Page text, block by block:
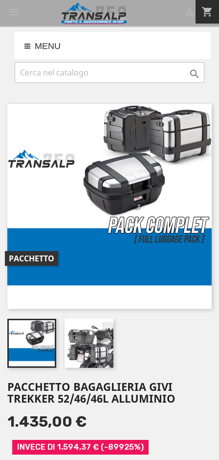
shopping_cart
MENU

PACCHETTO
PACCHETTO BAGAGLIERIA GIVI
TREKKER 52/46/46L ALLUMINIO
1.435,00 €
INVECE DI 1.594,37 € (-89925%)